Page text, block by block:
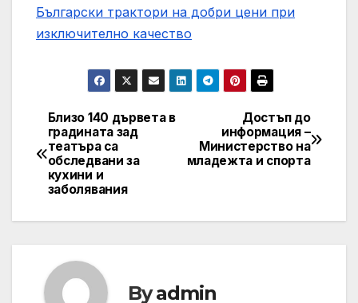
Български трактори на добри цени при
изключително качество
Post
navigation
Достъп до
информация –
Министерство на
младежта и спорта
Близо 140 дървета в
градината зад
театъра са
обследвани за
кухини и
заболявания
Byadmin